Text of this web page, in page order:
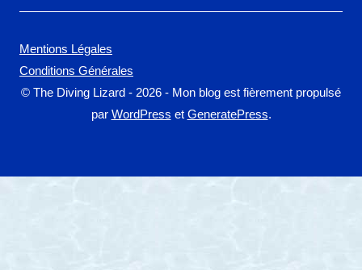
© The Diving Lizard - 2026 - Mon blog est fièrement propulsé
par WordPress et GeneratePress.
Mentions Légales
Conditions Générales